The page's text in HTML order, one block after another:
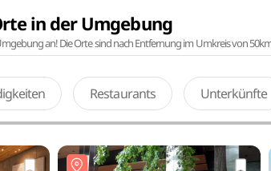
in der Umgebung
an! Die Orte sind nach Entfernung im Umkreis von
Restaurants Unterkünfte